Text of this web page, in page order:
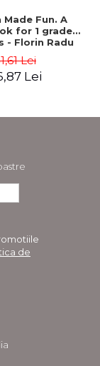
Made Fun. A
for 1 grade
- Florin Radu
Lei
Lei
de